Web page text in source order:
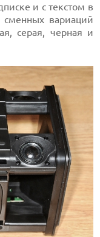
и с текстом в
вариаций
серая, черная и